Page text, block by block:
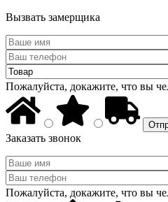
Вызвать замерщика
Пожалуйста, докажите, что вы
Заказать звонок
Пожалуйста, докажите, что вы